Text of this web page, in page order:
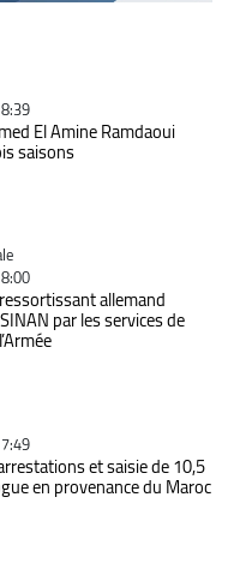
El Amine Ramdaoui
saisons
allemand
par les services de
et saisie de 10,5
en provenance du Maroc